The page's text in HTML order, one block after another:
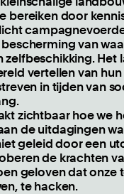
bereiken door
van
zelfbeschikking. Het
vertellen van
in tijden van
zichtbaar hoe we
de uitdagingen
geleid door een
de krachten
geloven dat onze
te hacken.